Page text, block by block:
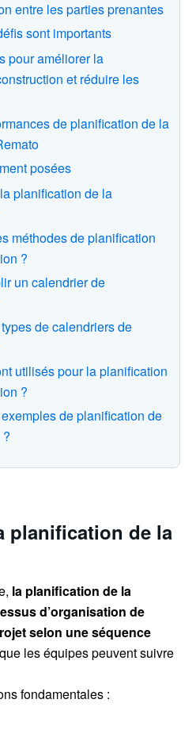
entre les parties prenantes
sont importants
pour améliorer la
et réduire les
de planification de la
posées
planification de la
méthodes de planification
?
un calendrier de
de calendriers de
utilisés pour la planification
?
de planification de
planification de la
la planification de la
d’organisation de
selon une séquence
que les équipes peuvent suivre
fondamentales :